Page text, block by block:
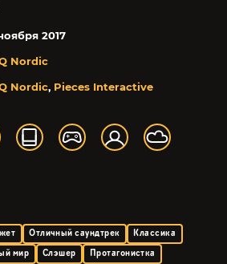
2017
Nordic
Nordic, Pieces Interactive
Отличный саундтрек
Классика
мир Слэшер Протагонистка